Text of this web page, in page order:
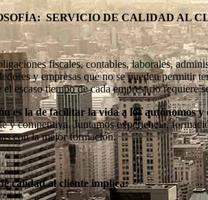
SERVICIO DE CALIDAD AL
fiscales, contables, laborales,
y empresas que no se pueden permitir
el escaso tiempo de cada empresario
es la de facilitar la vida a los autónomos y
y competitiva. Juntamos experiencia,
con la mejor formación.
calidad al cliente implica: